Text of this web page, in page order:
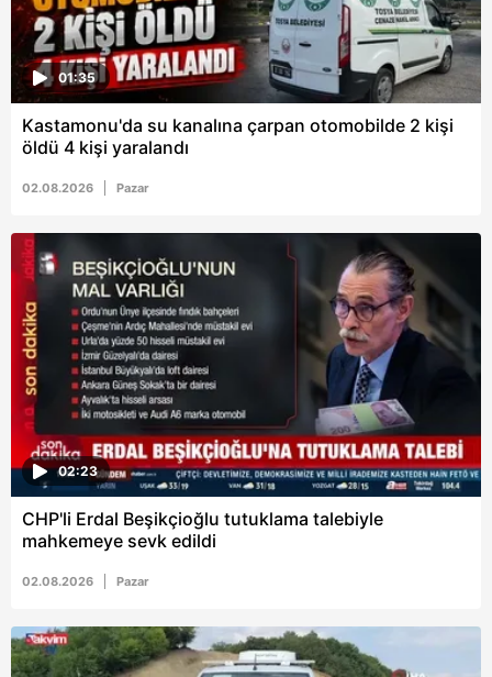
01:35
Kastamonu'da su kanalına çarpan otomobilde 2 kişi
öldü 4 kişi yaralandı
02.08.2026 Pazar
02:23
CHP'li Erdal Beşikçioğlu tutuklama talebiyle
mahkemeye sevk edildi
02.08.2026 Pazar